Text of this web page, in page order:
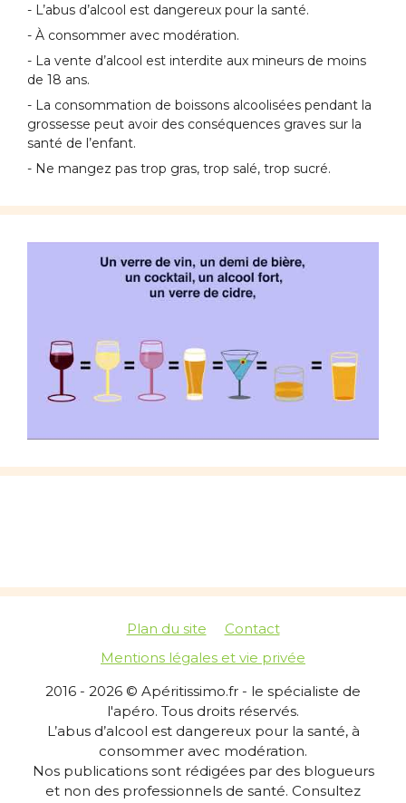
- L’abus d’alcool est dangereux pour la santé.
- À consommer avec modération.
- La vente d’alcool est interdite aux mineurs de moins
de 18 ans.
- La consommation de boissons alcoolisées pendant la
grossesse peut avoir des conséquences graves sur la
santé de l’enfant.
- Ne mangez pas trop gras, trop salé, trop sucré.
Plan du site
Contact
Mentions légales et vie privée
2016 - 2026 © Apéritissimo.fr - le spécialiste de
l'apéro. Tous droits réservés.
L’abus d’alcool est dangereux pour la santé, à
consommer avec modération.
Nos publications sont rédigées par des blogueurs
et non des professionnels de santé. Consultez